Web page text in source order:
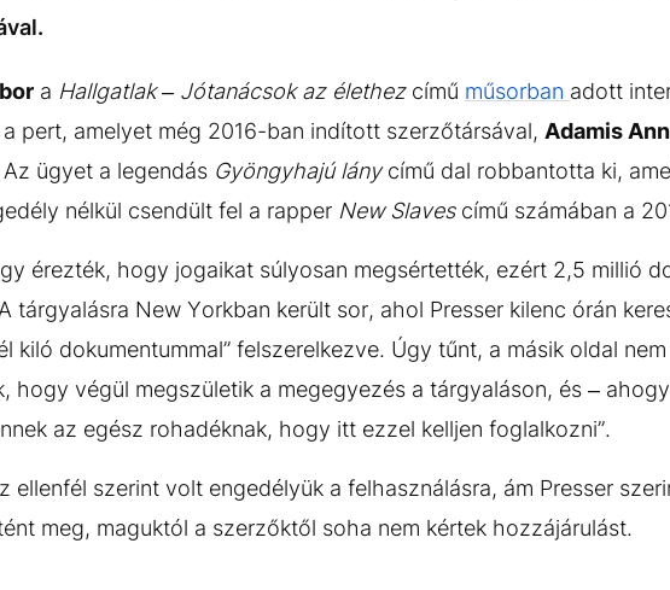
a Hallgatlak – Jótanácsok az élethezcímű műsorban adott
pert, amelyet még 2016-ban indított szerzőtársával, Adamis
Az ügyet a legendás Gyöngyhajú lánycímű dal robbantotta ki,
nélkül csendült fel a rapper New Slavescímű számában a
érezték, hogy jogaikat súlyosan megsértették, ezért 2,5 millió
tárgyalásra New Yorkban került sor, ahol Presser kilenc órán
kiló dokumentummal” felszerelkezve. Úgy tűnt, a másik oldal
hogy végül megszületik a megegyezés a tárgyaláson, és –
az egész rohadéknak, hogy itt ezzel kelljen foglalkozni”.
ellenfél szerint volt engedélyük a felhasználásra, ám Presser
meg, maguktól a szerzőktől soha nem kértek hozzájárulást.